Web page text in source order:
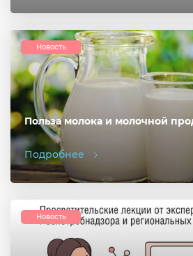
Польза молока и молочной
Подробнее
Новость
Новость